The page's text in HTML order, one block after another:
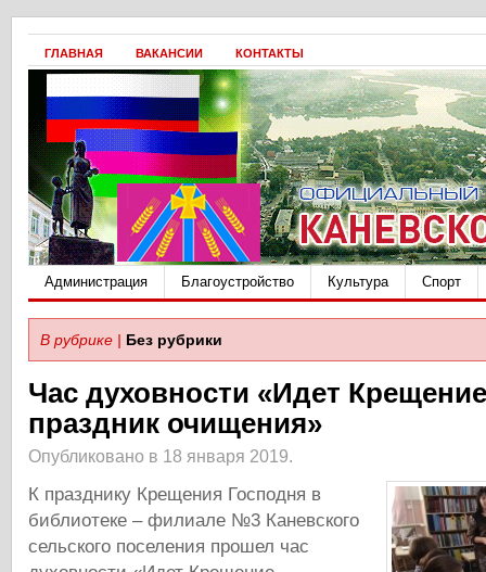
ГЛАВНАЯ ВАКАНСИИ КОНТАКТЫ
Администрация Благоустройство Культура Спорт
В рубрике | Без рубрики
Час духовности «Идет
праздник очищения»
Опубликовано в 18 января 2019.
К празднику Крещения Господня в
библиотеке – филиале №3 Каневского
сельского поселения прошел час